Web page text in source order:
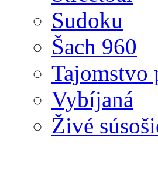
Sudoku
Šach 960
Tajomstvo
Vybíjaná
Živé